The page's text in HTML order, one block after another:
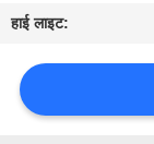
नियंत्रण
हाई लाइट: